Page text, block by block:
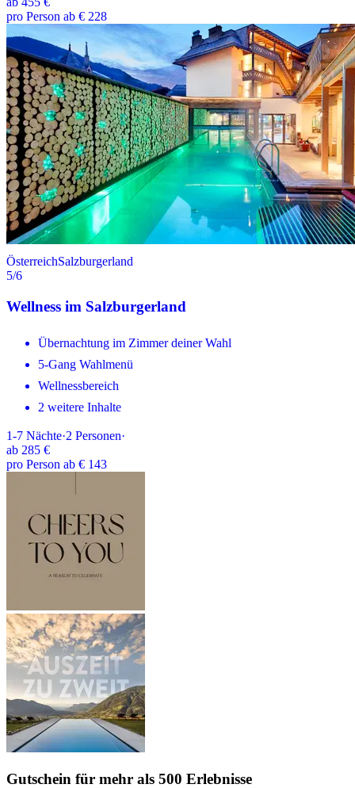
pro Person ab € 228
ÖsterreichSalzburgerland
5/6
Wellness im Salzburgerland
Übernachtung im Zimmer deiner Wahl
5-Gang Wahlmenü
Wellnessbereich
2 weitere Inhalte
1-7 Nächte·2 Personen·
ab 285 €
pro Person ab € 143
Gutschein für mehr als 500 Erlebnisse